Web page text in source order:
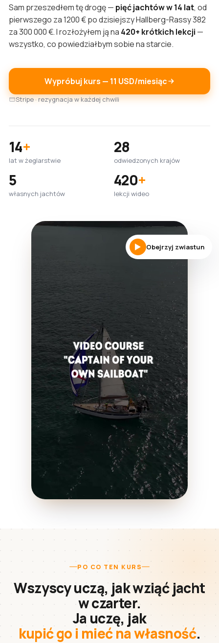
Sam przeszedłem tę drogę — pięć jachtów w 14 lat, od
pierwszego za 1200 € po dzisiejszy Hallberg-Rassy 382
za 300 000 €. I rozłożyłem ją na 420+ krótkich lekcji —
wszystko, co powiedziałbym sobie na starcie.
Wypróbuj kurs — 11 USD/miesiąc
Stripe · rezygnacja w każdej chwili
14+
lat w żeglarstwie
28
odwiedzonych krajów
5
własnych jachtów
420+
lekcji wideo
Obejrzyj zwiastun
PO CO TEN KURS
Wszyscy uczą, jak wziąć jacht
w czarter.
Ja uczę, jak
kupić go i mieć na własność.